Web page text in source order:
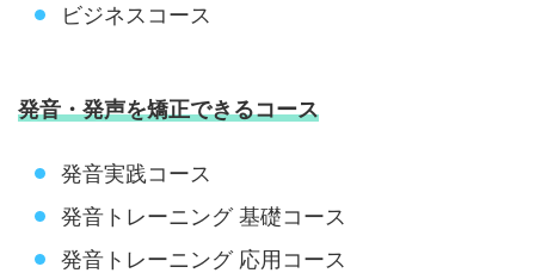
ビジネスコース
発音・発声を矯正できるコース
発音実践コース
発音トレーニング 基礎コース
発音トレーニング 応用コース